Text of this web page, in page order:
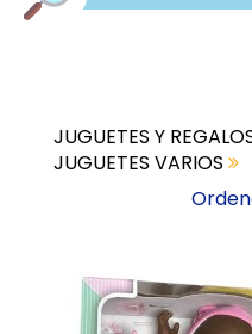
JUGUETES Y
JUGUETES VARIOS